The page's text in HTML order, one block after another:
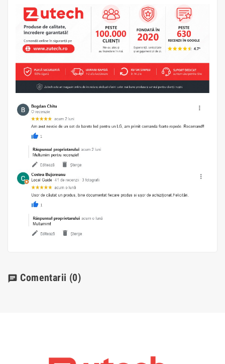
chat Comentarii (0)